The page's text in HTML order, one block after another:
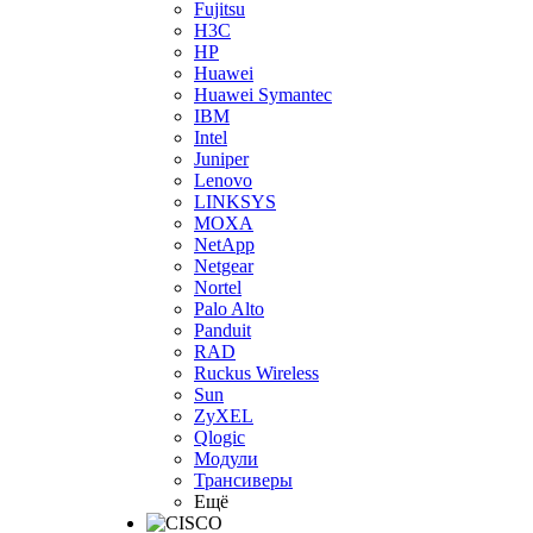
Fujitsu
H3С
HP
Huawei
Huawei Symantec
IBM
Intel
Juniper
Lenovo
LINKSYS
MOXA
NetApp
Netgear
Nortel
Palo Alto
Panduit
RAD
Ruckus Wireless
Sun
ZyXEL
Qlogic
Модули
Трансиверы
Ещё